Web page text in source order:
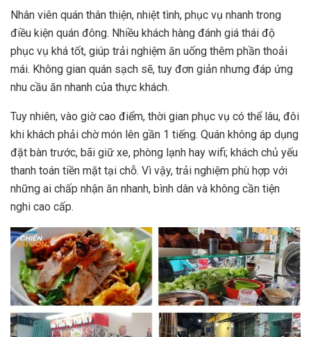
Nhân viên quán thân thiện, nhiệt tình, phục vụ nhanh trong
điều kiện quán đông. Nhiều khách hàng đánh giá thái độ
phục vụ khá tốt, giúp trải nghiệm ăn uống thêm phần thoải
mái. Không gian quán sạch sẽ, tuy đơn giản nhưng đáp ứng
nhu cầu ăn nhanh của thực khách.
Tuy nhiên, vào giờ cao điểm, thời gian phục vụ có thể lâu, đôi
khi khách phải chờ món lên gần 1 tiếng. Quán không áp dụng
đặt bàn trước, bãi giữ xe, phòng lạnh hay wifi; khách chủ yếu
thanh toán tiền mặt tại chỗ. Vì vậy, trải nghiệm phù hợp với
những ai chấp nhận ăn nhanh, bình dân và không cần tiện
nghi cao cấp.